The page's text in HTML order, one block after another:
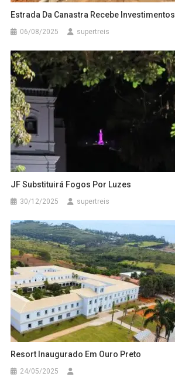
Estrada Da Canastra Recebe Investimentos
06/08/2025 supertreis
JF Substituirá Fogos Por Luzes
30/12/2025 supertreis
Resort Inaugurado Em Ouro Preto
24/05/2025